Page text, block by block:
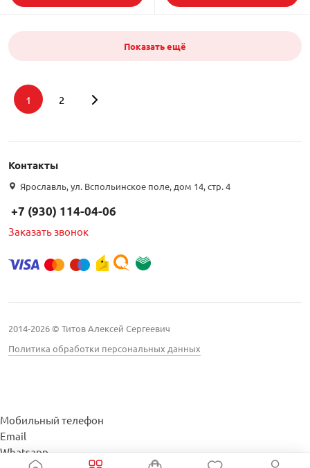
Интернет цена
Бренд
VEGATEL (
Затухание
Тип разъема
Показать ещё
1 2
Контакты
Ярославль, ул. Вспольинское поле, дом 14, стр. 4
+7 (930) 114-04-06
Заказать звонок
2014-2026 © Титов Алексей Сергеевич
Политика обработки персональных данных
Мобильный телефон
Email
Whatsapp